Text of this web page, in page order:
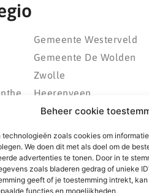
Beheer cookie
technologieën zoals cookies om
We doen dit met als doel om de
advertenties te tonen. Door in te
zoals bladeren gedrag of unieke
geeft of je toestemming intrekt,
functies en mogelijkheden.
Gemeente Westerveld
Gemeente De Wolden
Zwolle
Heerenveen
Kampen
Wolvega